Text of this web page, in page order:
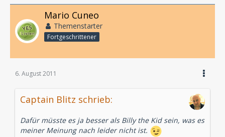
Mario Cuneo
Themenstarter
Fortgeschrittener
6. August 2011
Captain Blitz schrieb:
Dafür müsste es ja besser als Billy the Kid sein, was es
meiner Meinung nach leider nicht ist.